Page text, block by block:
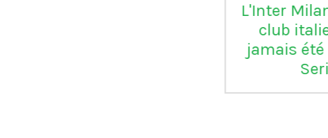
L'Inter Milan est le seul
jamais été relégué en